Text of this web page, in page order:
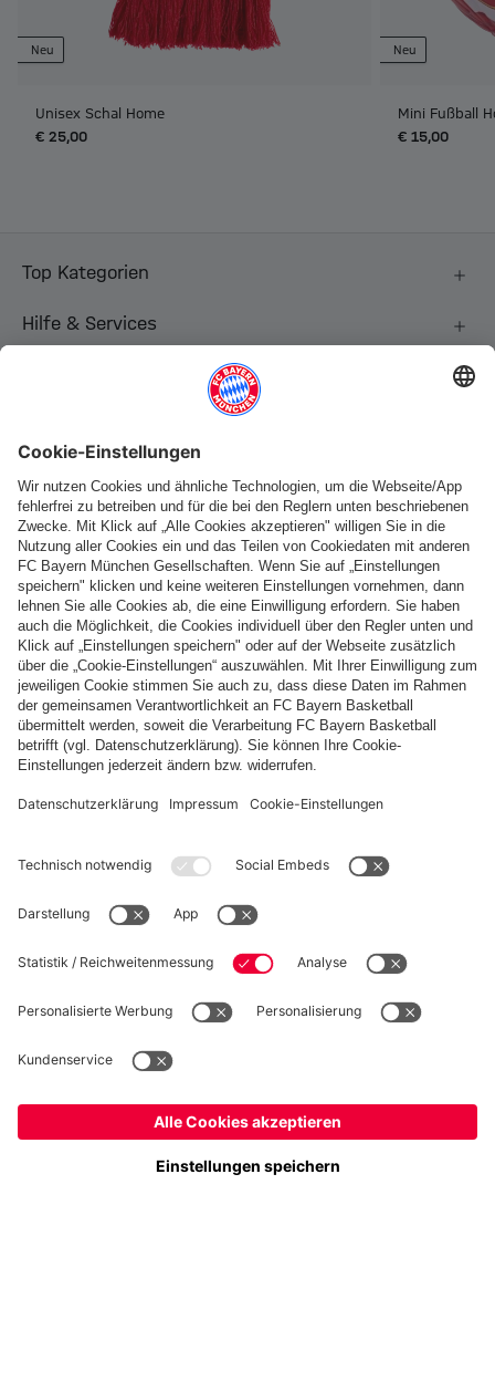
Neu
Unisex Schal Home
€ 25,00
Neu
Mini Fußball
€ 15,00
Top Kategorien
Hilfe & Services
Folge uns
Zahlung & Lieferung
FC Bayern Store App
WIDERRUF
Datenschutz
Cookie Details
Preise inklusive MwSt. und zzgl. Versandkosten
© FC Bayern München AG
FC Bayern München AG, Säbener Str. 51-57, 81547 München
Ja,Österreich, um dorthin zu liefern!
Weltweit, um dorthin zu liefern!